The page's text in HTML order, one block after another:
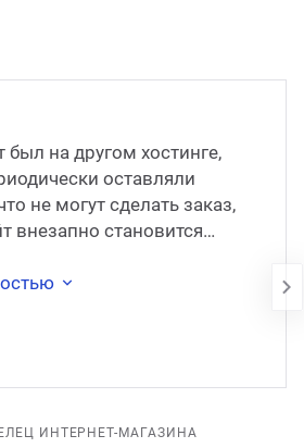
был на другом хостинге,
оставляли
не могут сделать заказ,
внезапно становится
ИНТЕРНЕТ-МАГАЗИНА